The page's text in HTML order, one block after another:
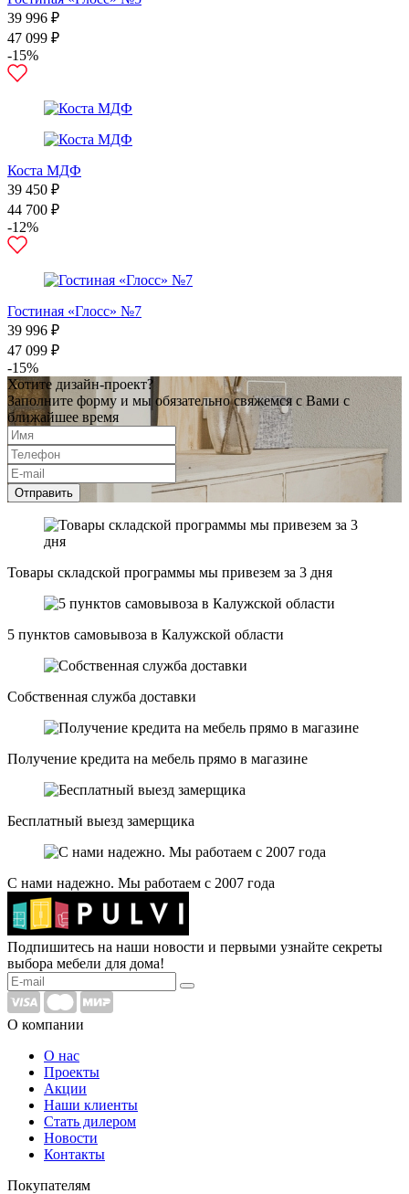
39 996 ₽
47 099 ₽
-15%
Коста МДФ
39 450 ₽
44 700 ₽
-12%
Гостиная «Глосс» №7
39 996 ₽
47 099 ₽
-15%
Хотите дизайн-проект?
Заполните форму и мы обязательно свяжемся с Вами с
ближайшее время
Отправить
Товары складской программы мы привезем за 3 дня
5 пунктов самовывоза в Калужской области
Собственная служба доставки
Получение кредита на мебель прямо в магазине
Бесплатный выезд замерщика
С нами надежно. Мы работаем с 2007 года
Подпишитесь на наши новости и первыми узнайте секреты
выбора мебели для дома!
О компании
О нас
Проекты
Акции
Наши клиенты
Стать дилером
Новости
Контакты
Покупателям